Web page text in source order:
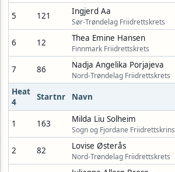
5 121 Ingjerd Aa
Sør-Trøndelag Friidrettskrets
6 12 Thea Emine Hansen
Finnmark Friidrettskrets
7 86 Nadja Angelika Porjajeva
Nord-Trøndelag Friidrettskrets
Heat
4
Startnr Navn
1 163 Milda Liu Solheim
Sogn og Fjordane Friidrettskrins
2 82 Lovise Østerås
Nord-Trøndelag Friidrettskrets